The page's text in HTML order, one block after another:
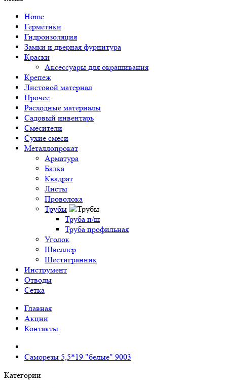
Home
Герметики
Гидроизоляция
Замки и дверная фурнитура
Краски
Аксессуары для окрашивания
Крепеж
Листовой материал
Прочее
Расходные материалы
Садовый инвентарь
Смесители
Сухие смеси
Металлопрокат
Арматура
Балка
Квадрат
Листы
Проволока
Трубы
Труба п/ш
Труба профильная
Уголок
Швеллер
Шестигранник
Инструмент
Отводы
Сетка
Главная
Акции
Контакты
Саморезы 5,5*19 "белые" 9003
Категории